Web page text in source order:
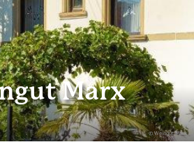
© Weingut Marx
Marx